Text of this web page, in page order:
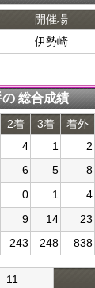
開催場
伊勢崎
総合成績
2着 3着 着外
4 1 2
6 5 8
0 1 4
9 14 23
243 248 838
11